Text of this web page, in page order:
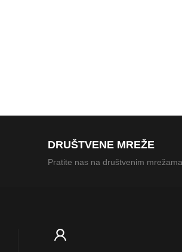
DRUŠTVENE MREŽE
Pratite nas na društvenim mrežama